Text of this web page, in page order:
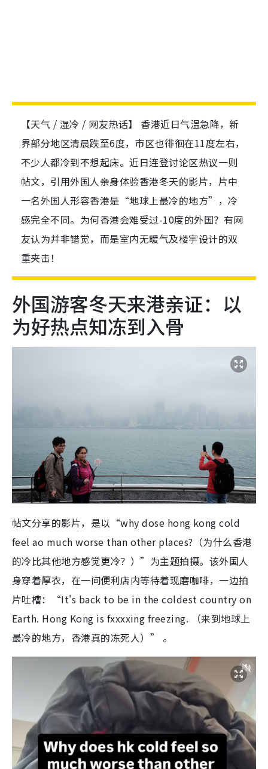
【天气 / 湿冷 / 网友热话】 香港近日气温急降，新
界部分地区清晨跌至6度，市区也徘徊在11度左右，
不少人都冷到不想起床。近日连登讨论区热议一则
帖文，引用外国人亲身体验香港冬天的影片，片中
一名外国人形容香港是“地球上最冷的地方”，冷
感完全不同。为何香港会难受过-10度的外国？有网
友认为并非错觉，而是室内无暖气及楼宇设计的双
重夹击！
外国游客冬天来港亲证：以
为好热点知冻到入骨
帖文分享的影片，是以“why dose hong kong cold
feel ao much worse than other places?（为什么香港
的冷比其他地方感觉更冷？）”为主题拍摄。该外国人
身穿着厚衣，在一间便利店内等待着现磨咖啡，一边拍
片吐槽：“It's back to be in the coldest country on
Earth. Hong Kong is fxxxxing freezing. （来到地球上
最冷的地方，香港真的冻死人）” 。